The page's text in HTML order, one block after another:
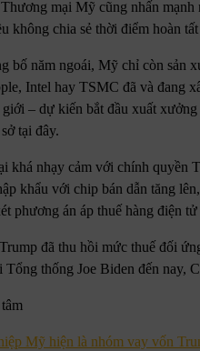
mại Mỹ cũng nhấn mạnh
không chia sẻ thời điểm hoàn
bố năm ngoái, Mỹ chỉ còn sản
Intel hay TSMC đã và đang
– dự kiến bắt đầu xuất
tại đây.
khá nhạy cảm với chính quyền
khẩu với chip bán dẫn tăng
phương án áp thuế hàng điện
đã thu hồi mức thuế đối
Tổng thống Joe Biden đến nay,
Mỹ hiện là nhóm vay vốn